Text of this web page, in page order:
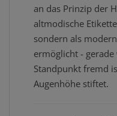
an das Prinzip der
altmodische
sondern als
ermöglicht -
Standpunkt fremd
Augenhöhe stiftet.